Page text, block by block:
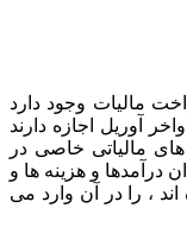
مالیات وجود دارد
آوریل اجازه دارند
مالیاتی خاصی در
و هزینه ها و
، را در آن وارد می